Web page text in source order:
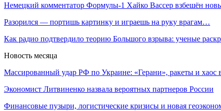
Немецкий комментатор Формулы-1 Хайко Вассер взбешён
Разорился — портишь картинку и играешь на руку врагам…
Как радио подтвердило теорию Большого взрыва: ученые
Новость месяца
Массированный удар РФ по Украине: «Герани», ракеты и хаос
Экономист Литвиненко назвала вероятных партнеров России
Финансовые пузыри, логистические кризисы и новая